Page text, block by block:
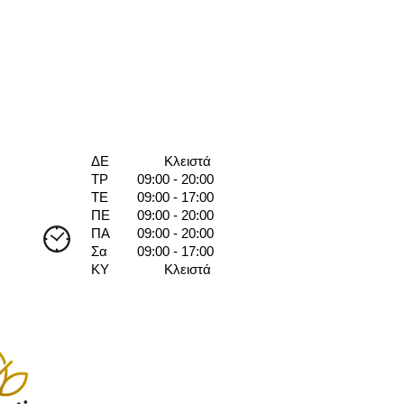
ΔΕ
ΤΡ
ΤΕ
ΠΕ
ΠΑ
Σα
ΚΥ
Κλειστά
09:00 - 20:00
09:00 - 17:00
09:00 - 20:00
09:00 - 20:00
09:00 - 17:00
Κλειστά